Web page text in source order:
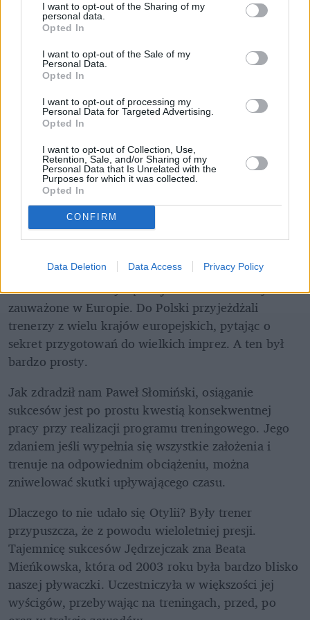
I want to opt-out of the Sharing of my
personal data.
Opted In
I want to opt-out of the Sale of my
Personal Data.
Opted In
I want to opt-out of processing my
Personal Data for Targeted Advertising.
Opted In
I want to opt-out of Collection, Use,
Retention, Sale, and/or Sharing of my
Personal Data that Is Unrelated with the
Purposes for which it was collected.
Opted In
CONFIRM
Data Deletion Data Access Privacy Policy
Jak wy trenujecie? – pytali zachodni trenerzy
Wieloletnie sukcesy Jędrzejczak nie zostawały nie
zauważone w Europie. Do Polski przyjeżdżali
trenerzy z wielu krajów europejskich, pytając o
sekret przygotowań do wielkich imprez. A ten był
bardzo prosty.
Jak zdradził nam Paweł Słomiński, osiąganie
sukcesów jest po prostu kwestią konsekwentnej
pracy przy realizacji programu treningowego. Jego
zdaniem jeśli wypełnia się wszystkie założenia i
trenuje na odpowiednim obciążeniu, można
zniwelować skutki upływającego czasu.
Dlaczego to nie udało się Otylii? Były trener
przypuszcza, że z powodu wieloletniej presji.
Tajemnicę sukcesów Jędrzejczak zna Beata
Mieńkowska, która od 2003 roku była bardzo blisko
naszej pływaczki. Uczestniczyła w większości jej
wyścigów, przebywając na treningach, przed, po